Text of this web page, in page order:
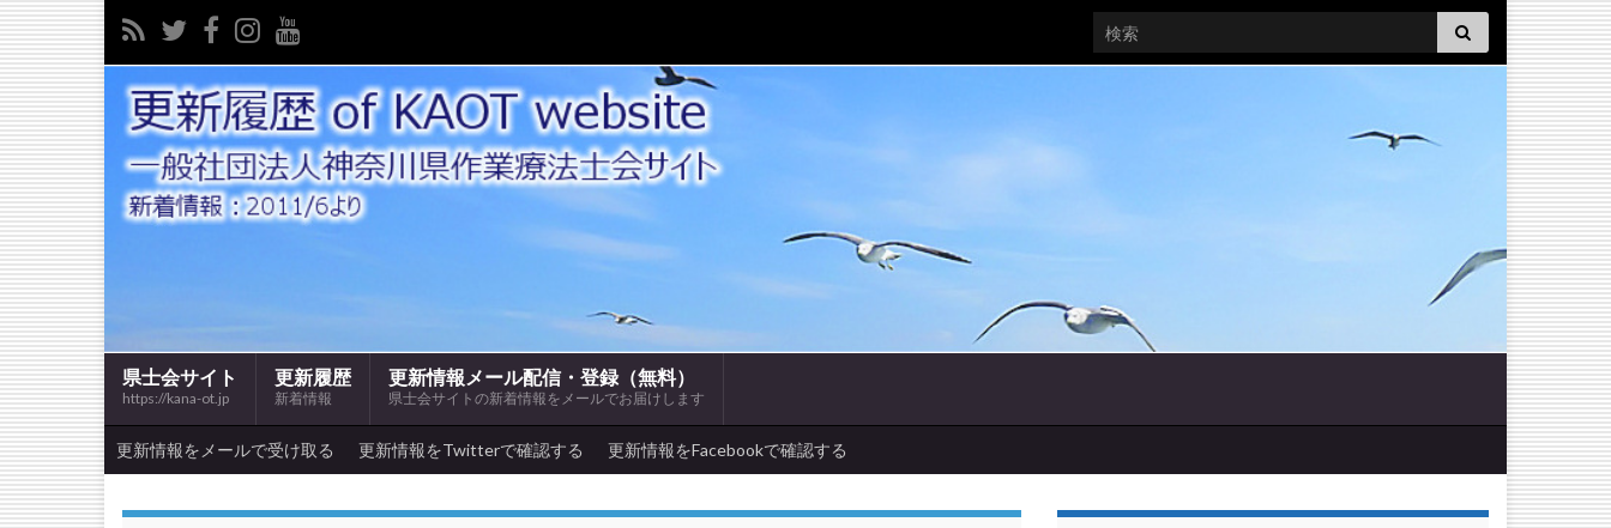
Search for:
県士会サイト
https://kana-ot.jp
更新履歴
新着情報
更新情報メール配信・登録（無料）
県士会サイトの新着情報をメールでお届けします
更新情報をメールで受け取る 更新情報をTwitterで確認する 更新情報をFacebookで確認する